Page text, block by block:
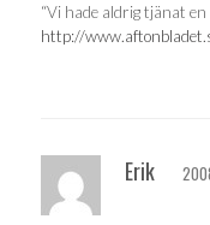
“Vi hade aldrig tjänat
http://
Erik